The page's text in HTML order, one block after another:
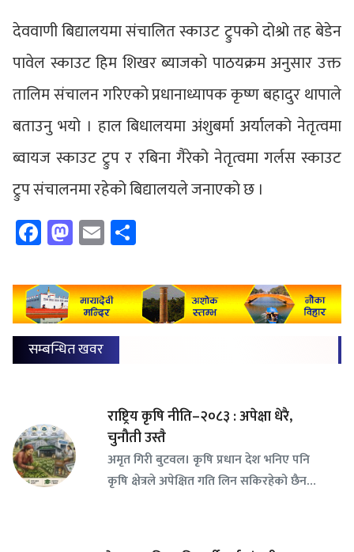
देववाणी बिद्यालयमा संचालित स्काउट ट्रुपको दोश्रो तह बेडेन
पावेल स्काउट हिम शिखर ब्याजको पाठयक्रम अनुसार उक्त
तालिम संचालन गरिएको प्रधानाध्यापक कृष्ण बहादुर थापाले
बताउनु भयो । हाल बिधालयमा अंशुबर्मा अर्यालको नेतृत्वमा
ब्वायज स्काउट ट्रुप र रबिना गैरेको नेतृत्वमा गर्लस स्काउट
ट्रुप संचालनमा रहेको बिद्यालयले जनाएको छ ।
Facebook
Mastodon
Email
सम्बन्धित खवर
राष्ट्रिय कृषि नीति–२०८३ : अपेक्षा धेरै,
चुनौती उस्तै
अमृत गिरी बुटवल। कृषि प्रधान देश भनिए पनि
कृषि क्षेत्रले अपेक्षित गति लिन सकिरहेको छैन…